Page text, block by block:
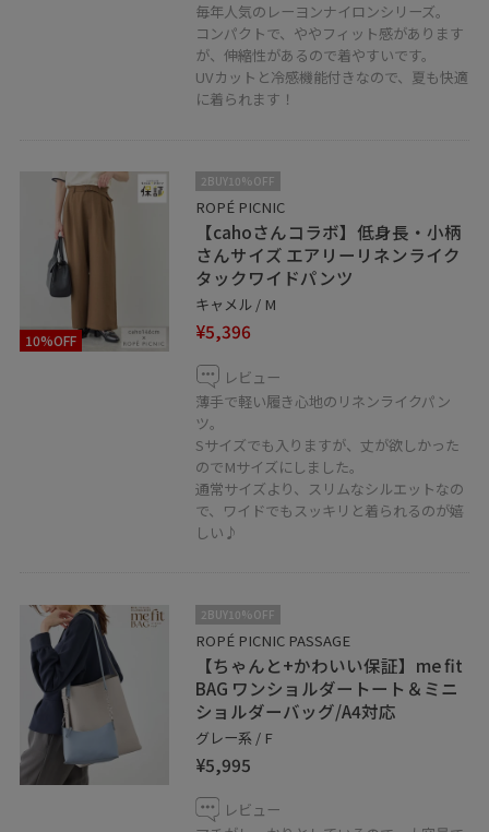
毎年人気のレーヨンナイロンシリーズ。
コンパクトで、ややフィット感があります
が、伸縮性があるので着やすいです。
UVカットと冷感機能付きなので、夏も快適
に着られます！
10%OFF
2BUY10%OFF
ROPÉ PICNIC
【cahoさんコラボ】低身長・小柄
さんサイズ エアリーリネンライク
タックワイドパンツ
キャメル / M
¥5,396
レビュー
薄手で軽い履き心地のリネンライクパン
ツ。
Sサイズでも入りますが、丈が欲しかった
のでMサイズにしました。
通常サイズより、スリムなシルエットなの
で、ワイドでもスッキリと着られるのが嬉
しい♪
2BUY10%OFF
ROPÉ PICNIC PASSAGE
【ちゃんと+かわいい保証】me fit
BAG ワンショルダートート＆ミニ
ショルダーバッグ/A4対応
グレー系 / F
¥5,995
レビュー